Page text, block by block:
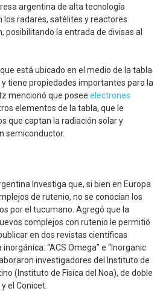
argentina de alta tecnología
los radares, satélites y reactores
posibilitando la entrada de divisas al
está ubicado en el medio de la tabla
tiene propiedades importantes para la
mencionó que posee electrones
elementos de la tabla, que le
que captan la radiación solar y
semiconductor.
Investiga que, si bien en Europa
de rutenio, no se conocían los
por el tucumano. Agregó que la
complejos con rutenio le permitió
en dos revistas científicas
“ACS Omega” e “Inorganic
investigadores del Instituto de
(Instituto de Física del Noa), de doble
el Conicet.